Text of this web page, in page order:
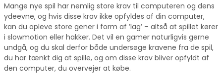
Mange nye spil har nemlig store krav til computeren og dens
ydeevne, og hvis disse krav ikke opfyldes af din computer,
kan du opleve store gener i form af ’lag’ – altså at spillet kører
i slowmotion eller hakker. Det vil en gamer naturligvis gerne
undgå, og du skal derfor både undersøge kravene fra de spil,
du har tænkt dig at spille, og om disse krav bliver opfyldt af
den computer, du overvejer at købe.